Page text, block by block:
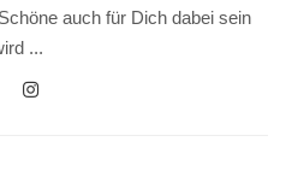
auch für Dich dabei sein
...